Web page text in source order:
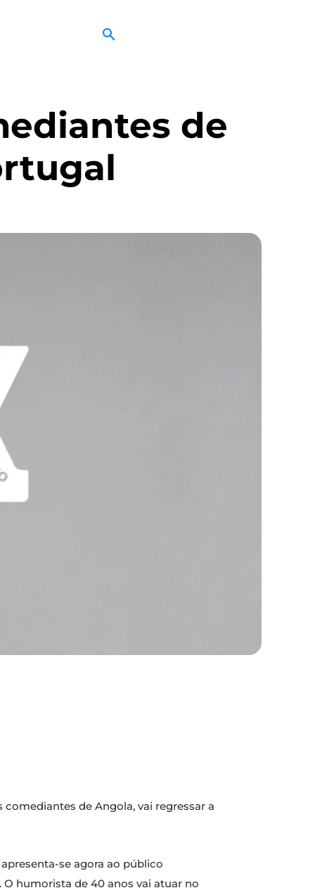
de
comediantes de Angola, vai regressar a
apresenta-se agora ao público
humorista de 40 anos vai atuar no